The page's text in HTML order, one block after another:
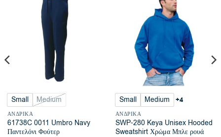
Small Medium
ΑΝΔΡΙΚΆ
61738C 0011 Umbro Navy
Παντελόνι Φούτερ
Small Medium +4
ΑΝΔΡΙΚΆ
SWP-280 Keya Unisex Hooded
Sweatshirt Χρώμα Μπλε ρουά